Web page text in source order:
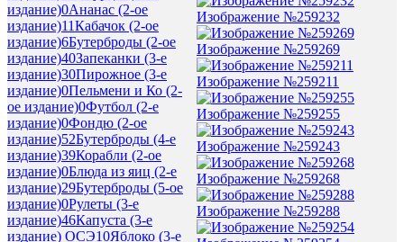
издание)0Ананас (2-ое
издание)11Кабачок (2-ое
издание)6Бутерброды (2-ое
издание)40Запеканки (3-е
издание)30Пирожное (3-е
издание)0Пельмени и Ко (2-
ое издание)0Футбол (2-е
издание)0Фондю (2-ое
издание)52Бутерброды (4-е
издание)39Корабли (2-ое
издание)0Блюда из яиц (2-е
издание)29Бутерброды (5-ое
издание)0Рулеты (3-е
издание)46Капуста (3-е
издание) ОСЭ10Яблоко (3-е
Изображение №259232
Изображение №259269
Изображение №259211
Изображение №259255
Изображение №259243
Изображение №259268
Изображение №259288